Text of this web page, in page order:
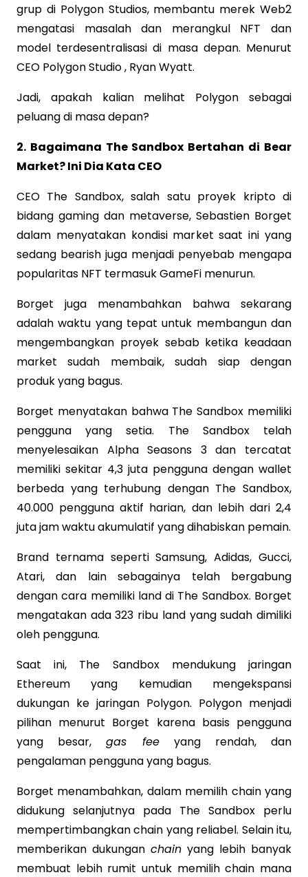
grup di Polygon Studios, membantu merek Web2
mengatasi masalah dan merangkul NFT dan
model terdesentralisasi di masa depan. Menurut
CEO Polygon Studio , Ryan Wyatt.
Jadi, apakah kalian melihat Polygon sebagai
peluang di masa depan?
2. Bagaimana The Sandbox Bertahan di Bear
Market? Ini Dia Kata CEO
CEO The Sandbox, salah satu proyek kripto di
bidang gaming dan metaverse, Sebastien Borget
dalam menyatakan kondisi market saat ini yang
sedang bearish juga menjadi penyebab mengapa
popularitas NFT termasuk GameFi menurun.
Borget juga menambahkan bahwa sekarang
adalah waktu yang tepat untuk membangun dan
mengembangkan proyek sebab ketika keadaan
market sudah membaik, sudah siap dengan
produk yang bagus.
Borget menyatakan bahwa The Sandbox memiliki
pengguna yang setia. The Sandbox telah
menyelesaikan Alpha Seasons 3 dan tercatat
memiliki sekitar 4,3 juta pengguna dengan wallet
berbeda yang terhubung dengan The Sandbox,
40.000 pengguna aktif harian, dan lebih dari 2,4
juta jam waktu akumulatif yang dihabiskan pemain.
Brand ternama seperti Samsung, Adidas, Gucci,
Atari, dan lain sebagainya telah bergabung
dengan cara memiliki land di The Sandbox. Borget
mengatakan ada 323 ribu land yang sudah dimiliki
oleh pengguna.
Saat ini, The Sandbox mendukung jaringan
Ethereum yang kemudian mengekspansi
dukungan ke jaringan Polygon. Polygon menjadi
pilihan menurut Borget karena basis pengguna
yang besar,gas feeyang rendah, dan
pengalaman pengguna yang bagus.
Borget menambahkan, dalam memilih chain yang
didukung selanjutnya pada The Sandbox perlu
mempertimbangkan chain yang reliabel. Selain itu,
memberikan dukungan chain yang lebih banyak
membuat lebih rumit untuk memilih chain mana